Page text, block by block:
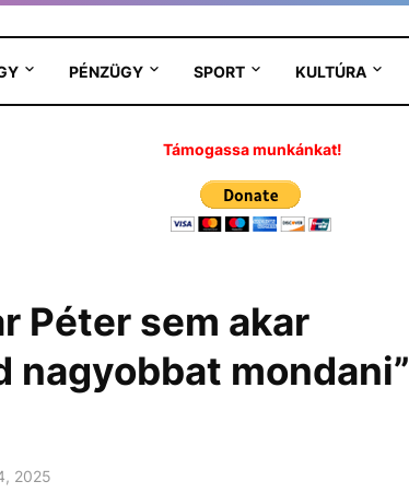
PÉNZÜGY SPORT KULTÚRA
Támogassa munkánkat!
Péter sem akar
nagyobbat mondani”
2025